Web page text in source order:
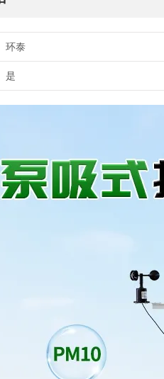
环泰
是